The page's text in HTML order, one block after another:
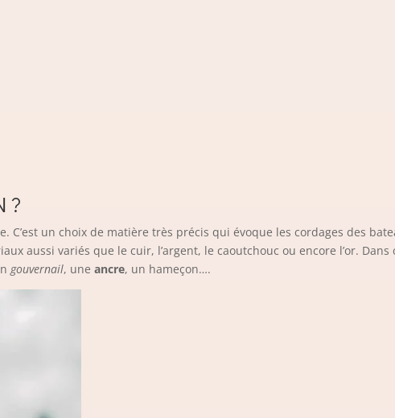
?
un choix de matière très précis qui évoque les cordages des
aussi variés que le cuir, l’argent, le caoutchouc ou encore l’or. Dans
gouvernail, uneancre, un hameçon….